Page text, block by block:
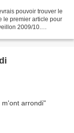
pouvoir trouver le
le premier article pour
2009/10.